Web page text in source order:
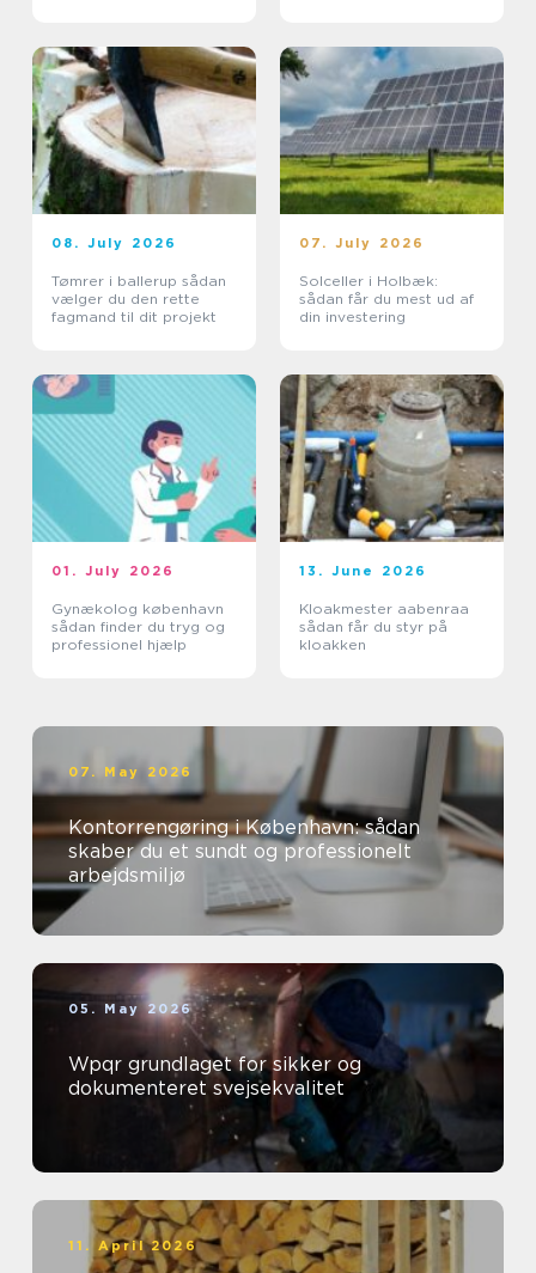
08. July 2026
Tømrer i ballerup sådan
vælger du den rette
fagmand til dit projekt
07. July 2026
Solceller i Holbæk:
sådan får du mest ud af
din investering
01. July 2026
Gynækolog københavn
sådan finder du tryg og
professionel hjælp
13. June 2026
Kloakmester aabenraa
sådan får du styr på
kloakken
07. May 2026
Kontorrengøring i København: sådan
skaber du et sundt og professionelt
arbejdsmiljø
05. May 2026
Wpqr grundlaget for sikker og
dokumenteret svejsekvalitet
11. April 2026